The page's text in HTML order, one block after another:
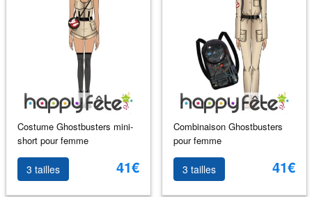
Costume Ghostbusters mini-
short pour femme
3 tailles 41€
Combinaison Ghostbusters
pour femme
3 tailles 41€